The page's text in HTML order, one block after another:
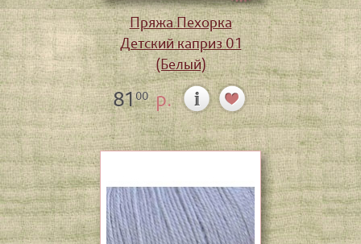
Пряжа Пехорка
Детский каприз 01
(Белый)
8100р.